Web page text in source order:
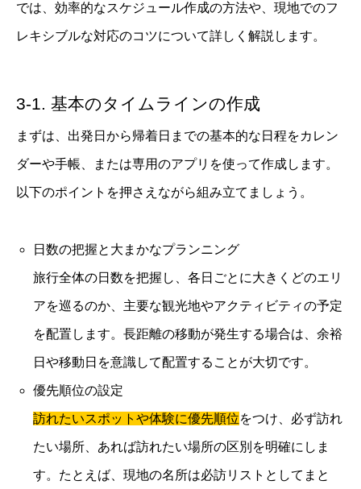
では、効率的なスケジュール作成の方法や、現地でのフ
レキシブルな対応のコツについて詳しく解説します。
3-1. 基本のタイムラインの作成
まずは、出発日から帰着日までの基本的な日程をカレン
ダーや手帳、または専用のアプリを使って作成します。
以下のポイントを押さえながら組み立てましょう。
日数の把握と大まかなプランニング
旅行全体の日数を把握し、各日ごとに大きくどのエリ
アを巡るのか、主要な観光地やアクティビティの予定
を配置します。長距離の移動が発生する場合は、余裕
日や移動日を意識して配置することが大切です。
優先順位の設定
訪れたいスポットや体験に優先順位をつけ、必ず訪れ
たい場所、あれば訪れたい場所の区別を明確にしま
す。たとえば、現地の名所は必訪リストとしてまと